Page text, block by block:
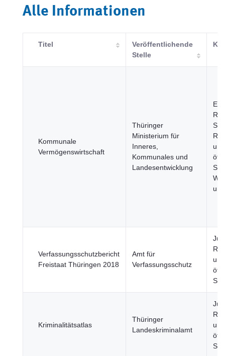
Alle Informationen
Titel
Veröffentlichende
Stelle
Kommunale
Vermögenswirtschaft
Thüringer
Ministerium für
Inneres,
Kommunales und
Landesentwicklung
und
Verfassungsschutzbericht
Freistaat Thüringen 2018
Amt für
Verfassungsschutz
und
Kriminalitätsatlas
Thüringer
Landeskriminalamt
und